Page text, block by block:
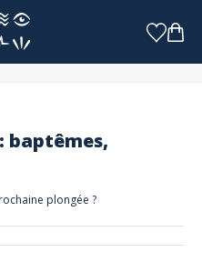
baptêmes,
plongée ?